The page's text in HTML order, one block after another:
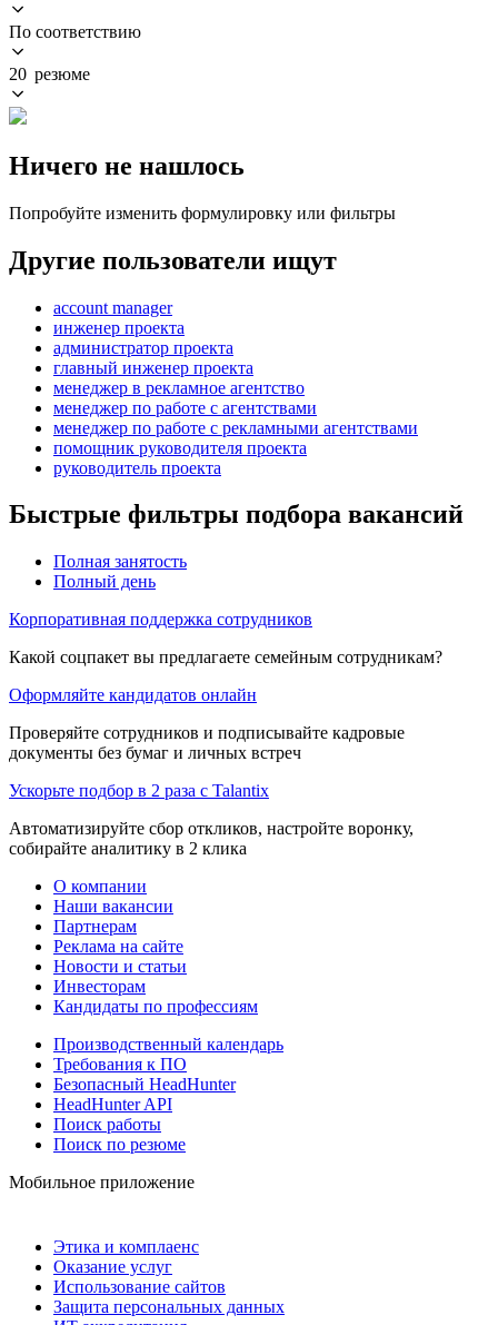
По соответствию
20 резюме
Ничего не нашлось
Попробуйте изменить формулировку или фильтры
Другие пользователи ищут
account manager
инженер проекта
администратор проекта
главный инженер проекта
менеджер в рекламное агентство
менеджер по работе с агентствами
менеджер по работе с рекламными агентствами
помощник руководителя проекта
руководитель проекта
Быстрые фильтры подбора вакансий
Полная занятость
Полный день
Корпоративная поддержка сотрудников
Какой соцпакет вы предлагаете семейным сотрудникам?
Оформляйте кандидатов онлайн
Проверяйте сотрудников и подписывайте кадровые
документы без бумаг и личных встреч
Ускорьте подбор в 2 раза с Talantix
Автоматизируйте сбор откликов, настройте воронку,
собирайте аналитику в 2 клика
О компании
Наши вакансии
Партнерам
Реклама на сайте
Новости и статьи
Инвесторам
Кандидаты по профессиям
Производственный календарь
Требования к ПО
Безопасный HeadHunter
HeadHunter API
Поиск работы
Поиск по резюме
Мобильное приложение
Этика и комплаенс
Оказание услуг
Использование сайтов
Защита персональных данных